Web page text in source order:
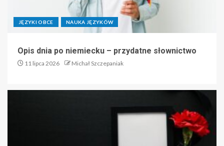
JĘZYKI OBCE NAUKA JĘZYKÓW
Opis dnia po niemiecku – przydatne słownictwo
11 lipca 2026 Michał Szczepaniak